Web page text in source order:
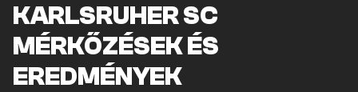
KARLSRUHER SC
MÉRKŐZÉSEK ÉS
EREDMÉNYEK